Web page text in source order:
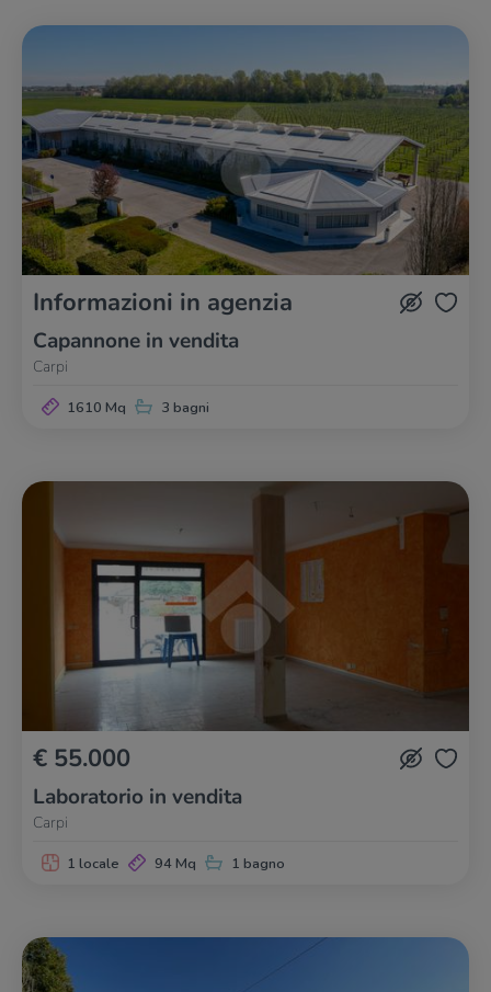
Informazioni in agenzia
Capannone in vendita
Carpi
1610 Mq 3 bagni
€ 55.000
Laboratorio in vendita
Carpi
1 locale 94 Mq 1 bagno